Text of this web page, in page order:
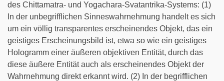
des Chittamatra- und Yogachara-Svatantrika-Systems: (1)
In der unbegrifflichen Sinneswahrnehmung handelt es sich
um ein völlig transparentes erscheinendes Objekt, das ein
geistiges Erscheinungsbild ist, etwa so wie ein geistiges
Hologramm einer äußeren objektiven Entität, durch das
diese äußere Entität auch als erscheinendes Objekt der
Wahrnehmung direkt erkannt wird. (2) In der begrifflichen